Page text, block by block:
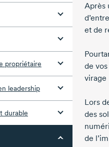
propriétaire
leadership
durable
Après
et de
de
virage
Lors
des
de